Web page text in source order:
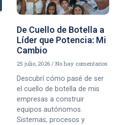
De Cuello de Botella a
Líder que Potencia: Mi
Cambio
25 julio, 2026 No hay comentarios
Descubrí cómo pasé de ser
el cuello de botella de mis
empresas a construir
equipos autónomos.
Sistemas, procesos y